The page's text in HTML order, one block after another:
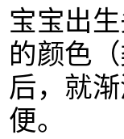
宝宝出
的颜色
后，就
便。